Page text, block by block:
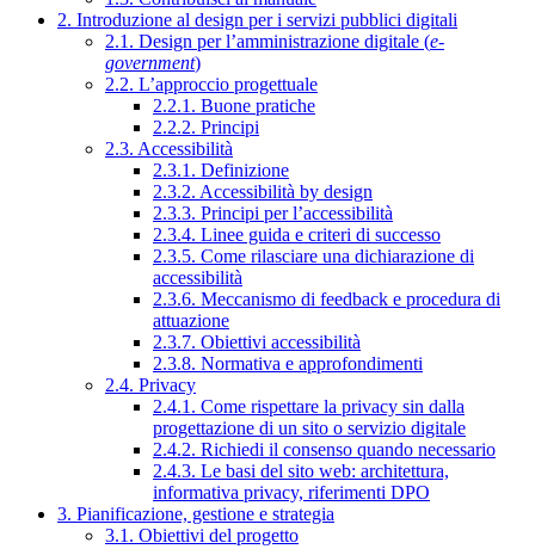
2. Introduzione al design per i servizi pubblici digitali
2.1. Design per l’amministrazione digitale (e-
government)
2.2. L’approccio progettuale
2.2.1. Buone pratiche
2.2.2. Principi
2.3. Accessibilità
2.3.1. Definizione
2.3.2. Accessibilità by design
2.3.3. Principi per l’accessibilità
2.3.4. Linee guida e criteri di successo
2.3.5. Come rilasciare una dichiarazione di
accessibilità
2.3.6. Meccanismo di feedback e procedura di
attuazione
2.3.7. Obiettivi accessibilità
2.3.8. Normativa e approfondimenti
2.4. Privacy
2.4.1. Come rispettare la privacy sin dalla
progettazione di un sito o servizio digitale
2.4.2. Richiedi il consenso quando necessario
2.4.3. Le basi del sito web: architettura,
informativa privacy, riferimenti DPO
3. Pianificazione, gestione e strategia
3.1. Obiettivi del progetto